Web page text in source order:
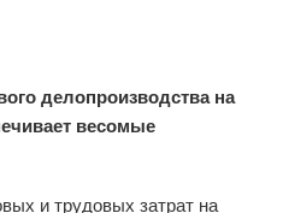
делопроизводства на
весомые
и трудовых затрат на